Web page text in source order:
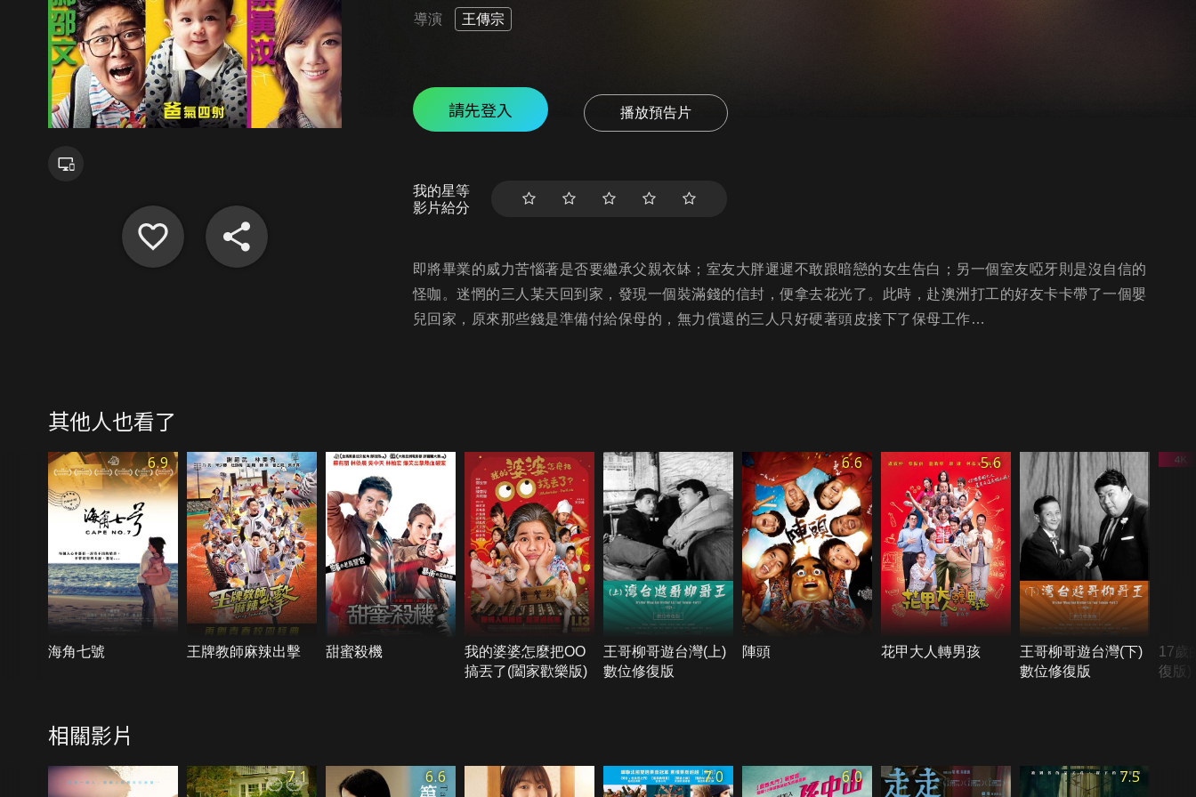
導演 王傳宗
請先登入 播放預告片
我的星等
影片給分
即將畢業的威力苦惱著是否要繼承父親衣缽；室友大胖遲遲不敢跟暗戀的女生告白；另一個室友啞牙則是沒自信的
怪咖。迷惘的三人某天回到家，發現一個裝滿錢的信封，便拿去花光了。此時，赴澳洲打工的好友卡卡帶了一個嬰
兒回家，原來那些錢是準備付給保母的，無力償還的三人只好硬著頭皮接下了保母工作…
其他人也看了
6.9
海角七號 王牌教師麻辣出擊 甜蜜殺機
我的婆婆怎麼把OO
搞丟了(闔家歡樂版)
王哥柳哥遊台灣(上)
數位修復版
6.6
陣頭
5.6
花甲大人轉男孩
王哥柳哥遊台灣(下)
數位修復版
17歲
復版)
相關影片
7.1 6.6 7.0 6.0 7.5